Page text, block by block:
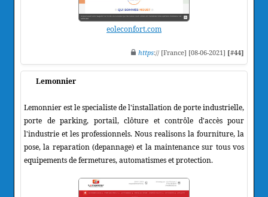
eoleconfort.com
https:// [France] [08-06-2021] [#44]
Lemonnier
Lemonnier est le specialiste de l'installation de porte industrielle,
porte de parking, portail, clôture et contrôle d'accès pour
l'industrie et les professionnels. Nous realisons la fourniture, la
pose, la reparation (depannage) et la maintenance sur tous vos
equipements de fermetures, automatismes et protection.